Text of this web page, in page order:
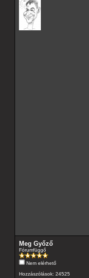
Meg Győző
Fórumfüggő
Nem elérhető
Hozzászólások: 24525